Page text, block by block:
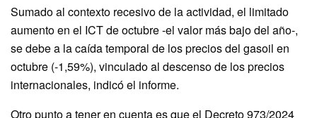
Sumado al contexto recesivo de la actividad, el limitado
aumento en el ICT de octubre -el valor más bajo del año-,
se debe a la caída temporal de los precios del gasoil en
octubre (-1,59%), vinculado al descenso de los precios
internacionales, indicó el informe.
Otro punto a tener en cuenta es que el Decreto 973/2024